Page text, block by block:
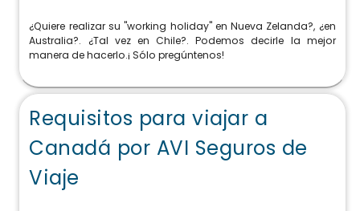
¿Quiere realizar su "working holiday" en Nueva Zelanda?, ¿en
Australia?. ¿Tal vez en Chile?. Podemos decirle la mejor
manera de hacerlo.¡ Sólo pregúntenos!
Requisitos para viajar a
Canadá por AVI Seguros de
Viaje